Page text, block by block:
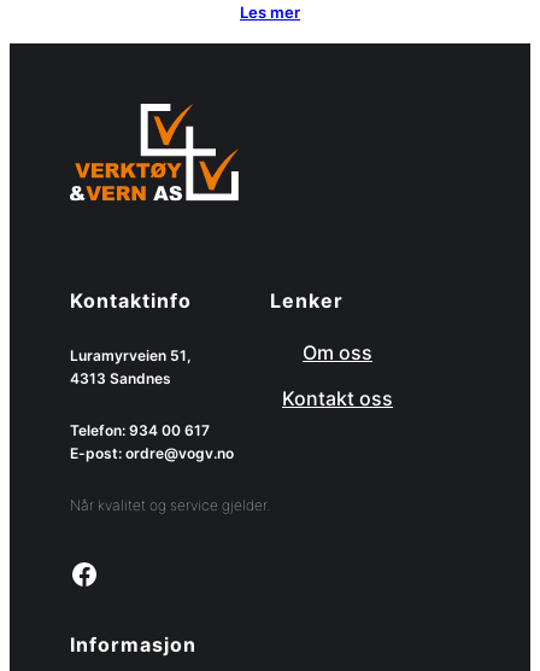
Les mer
Kontaktinfo
Luramyrveien 51,
4313 Sandnes
Telefon: 934 00 617
E-post: ordre@vogv.no
Når kvalitet og service gjelder.
Link to facebook page
Lenker
Om oss
Kontakt oss
Informasjon